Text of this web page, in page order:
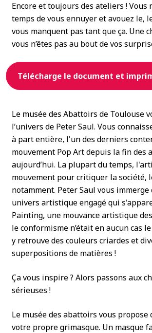
Encore et toujours des ateliers ! Vous
temps de vous ennuyer et avouez le,
vous manquent pas tant que ça. Une
vous n’êtes pas au bout de vos
Télécharge le document et
Le musée des Abattoirs de Toulouse
l’univers de Peter Saul. Vous
à part entière, l'un des derniers
mouvement Pop Art depuis la fin des
aujourd’hui. La plupart du temps,
mouvement pour critiquer la société,
notamment. Peter Saul vous immerge
univers artistique engagé qui
Painting, une mouvance artistique
le conformisme n’était en aucun cas
y retrouve des couleurs criardes et
superpositions de matières !
Ça vous inspire ? Alors passons aux
sérieuses !
Le musée des abattoirs vous propose
votre propre grimasque. Un masque